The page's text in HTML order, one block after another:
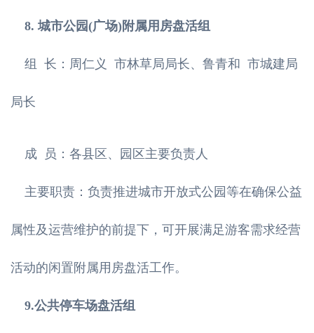
8. 城市公园(广场)附属用房盘活组
组 长：周仁义 市林草局局长、鲁青和 市城建局
局长
成 员：各县区、园区主要负责人
主要职责：负责推进城市开放式公园等在确保公益
属性及运营维护的前提下，可开展满足游客需求经营
活动的闲置附属用房盘活工作。
9.公共停车场盘活组